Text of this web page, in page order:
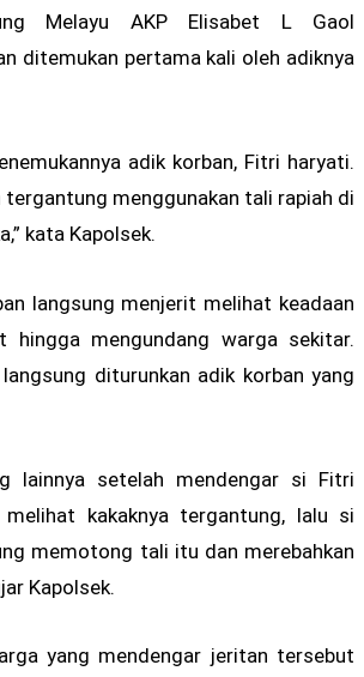
Melayu AKP Elisabet L Gaol
ditemukan pertama kali oleh adiknya
adik korban, Fitri haryati.
tergantung menggunakan tali rapiah di
kata Kapolsek.
langsung menjerit melihat keadaan
hingga mengundang warga sekitar.
diturunkan adik korban yang
lainnya setelah mendengar si Fitri
kakaknya tergantung, lalu si
memotong tali itu dan merebahkan
Kapolsek.
yang mendengar jeritan tersebut